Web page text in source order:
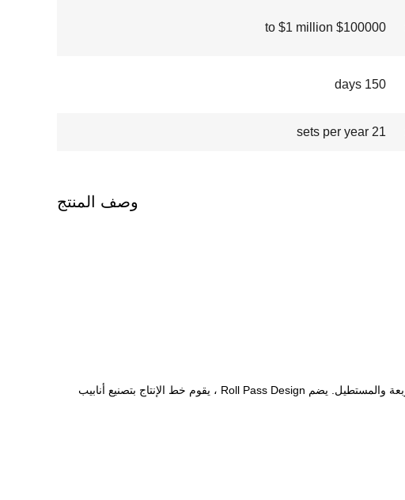
$100000 to $1 million
150 days
21 sets per year
وصف المنتج
تم تصميم آلة صنع أنابيب فولاذية قابلة للتخصيص عالية الكفاءة هذه لإنتاج أنابيب فولاذية ملحومة ، بما في ذلك الأنابيب المستديرة والمربعة والمستطيل. يضم Roll Pass Design ، يقوم خط الإنتاج بتصنيع أنابيب